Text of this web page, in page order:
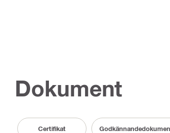
Dokument
Certifikat